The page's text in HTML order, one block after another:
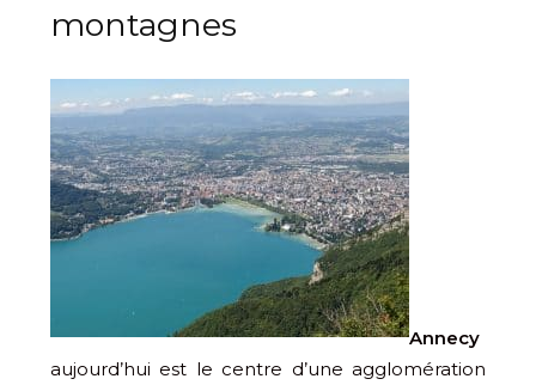
montagnes
Annecy
aujourd’hui est le centre d’une agglomération